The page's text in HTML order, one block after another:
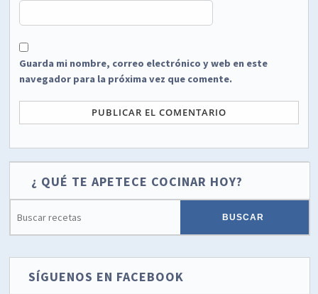
Guarda mi nombre, correo electrónico y web en este
navegador para la próxima vez que comente.
¿ QUÉ TE APETECE COCINAR HOY?
SÍGUENOS EN FACEBOOK